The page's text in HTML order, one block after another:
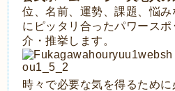
位、名前、運勢、課題、悩み
にピッタリ合ったパワース
介・推挙します。
時々で必要な気を得るため